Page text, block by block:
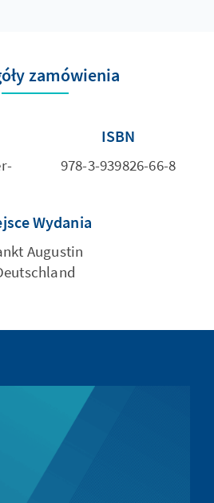
zamówienia
ISBN
978-3-939826-66-8
Wydania
Augustin